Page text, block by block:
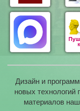
Дизайн и
новых технологий
материалов